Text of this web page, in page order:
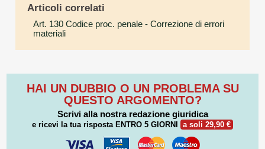
Articoli correlati
Art. 130 Codice proc. penale - Correzione di errori
materiali
HAI UN DUBBIO O UN PROBLEMA SU
QUESTO ARGOMENTO?
Scrivi alla nostra redazione giuridica
e ricevi la tua risposta ENTRO 5 GIORNI a soli 29,90 €